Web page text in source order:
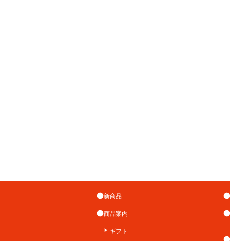
新商品
商品案内
ギフト